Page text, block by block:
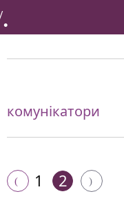
комунікатори
1 2